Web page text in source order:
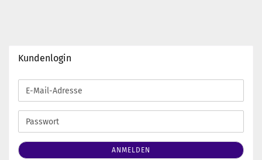
Kundenlogin
E-
Mail-
Adresse
Passwort
ANMELDEN